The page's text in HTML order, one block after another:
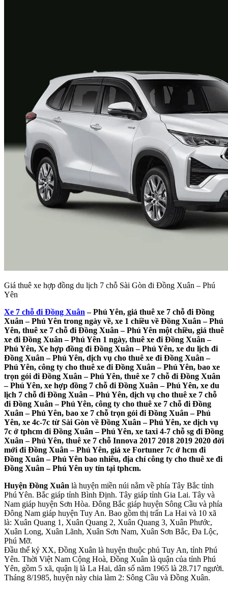
Giá thuê xe hợp đồng du lịch 7 chỗ Sài Gòn đi Đồng Xuân – Phú
Yên
Xe 7 chỗ đi Đồng Xuân– Phú Yên, giá thuê xe 7 chỗ đi Đồng
Xuân – Phú Yên trong ngày về, xe 1 chiều về Đồng Xuân – Phú
Yên, thuê xe 7 chỗ đi Đồng Xuân – Phú Yên một chiều, giá thuê
xe đi Đồng Xuân – Phú Yên 1 ngày, thuê xe đi Đồng Xuân –
Phú Yên, Xe hợp đồng đi Đồng Xuân – Phú Yên, xe du lịch đi
Đồng Xuân – Phú Yên, dịch vụ cho thuê xe đi Đồng Xuân –
Phú Yên, công ty cho thuê xe đi Đồng Xuân – Phú Yên, bao xe
trọn gói đi Đồng Xuân – Phú Yên, thuê xe 7 chỗ đi Đồng Xuân
– Phú Yên, xe hợp đồng 7 chỗ đi Đồng Xuân – Phú Yên, xe du
lịch 7 chỗ đi Đồng Xuân – Phú Yên, dịch vụ cho thuê xe 7 chỗ
đi Đồng Xuân – Phú Yên, công ty cho thuê xe 7 chỗ đi Đồng
Xuân – Phú Yên, bao xe 7 chỗ trọn gói đi Đồng Xuân – Phú
Yên, xe 4c-7c từ Sài Gòn về Đồng Xuân – Phú Yên, xe dịch vụ
7c ở tphcm đi Đồng Xuân – Phú Yên, xe taxi 4-7 chỗ sg đi Đồng
Xuân – Phú Yên, thuê xe 7 chỗ Innova 2017 2018 2019 2020 đời
mới đi Đồng Xuân – Phú Yên, giá xe Fortuner 7c ở hcm đi
Đồng Xuân – Phú Yên bao nhiêu, địa chỉ công ty cho thuê xe đi
Đồng Xuân – Phú Yên uy tín tại tphcm.
Huyện Đồng Xuân là huyện miền núi nằm về phía Tây Bắc tỉnh
Phú Yên. Bắc giáp tỉnh Bình Định. Tây giáp tỉnh Gia Lai. Tây và
Nam giáp huyện Sơn Hòa. Đông Bắc giáp huyện Sông Cầu và phía
Đông Nam giáp huyện Tuy An. Bao gồm thị trấn La Hai và 10 xã
là: Xuân Quang 1, Xuân Quang 2, Xuân Quang 3, Xuân Phước,
Xuân Long, Xuân Lãnh, Xuân Sơn Nam, Xuân Sơn Bắc, Đa Lộc,
Phú Mỡ.
Đầu thế kỷ XX, Đồng Xuân là huyện thuộc phủ Tuy An, tỉnh Phú
Yên. Thời Việt Nam Cộng Hoà, Đồng Xuân là quận của tỉnh Phú
Yên, gồm 5 xã, quận lị là La Hai, dân số năm 1965 là 28.717 người.
Tháng 8/1985, huyện này chia làm 2: Sông Cầu và Đồng Xuân.